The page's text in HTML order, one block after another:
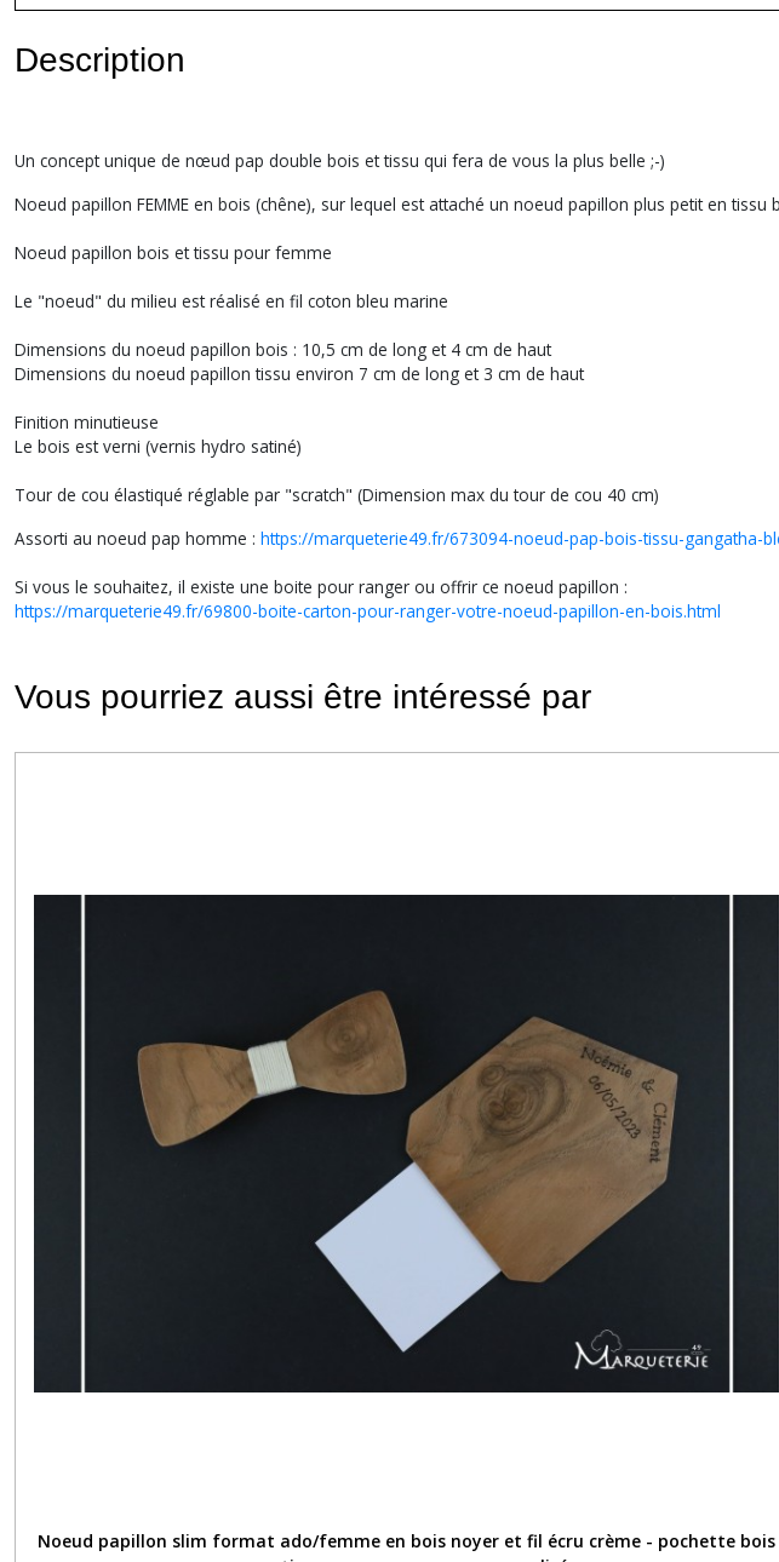
Description
Un concept unique de nœud pap double bois et tissu qui fera de vous la plus belle ;-)
Noeud papillon FEMME en bois (chêne), sur lequel est attaché un noeud papillon plus petit en
Noeud papillon bois et tissu pour femme
Le "noeud" du milieu est réalisé en fil coton bleu marine
Dimensions du noeud papillon bois : 10,5 cm de long et 4 cm de haut
Dimensions du noeud papillon tissu environ 7 cm de long et 3 cm de haut
Finition minutieuse
Le bois est verni (vernis hydro satiné)
Tour de cou élastiqué réglable par "scratch" (Dimension max du tour de cou 40 cm)
Assorti au noeud pap homme : https://marqueterie49.fr/673094-noeud-pap-bois-tissu-gangatha-
Si vous le souhaitez, il existe une boite pour ranger ou offrir ce noeud papillon :
https://marqueterie49.fr/69800-boite-carton-pour-ranger-votre-noeud-papillon-en-bois.html
Vous pourriez aussi être intéressé par
Noeud papillon slim format ado/femme en bois noyer et fil écru crème - pochette bois